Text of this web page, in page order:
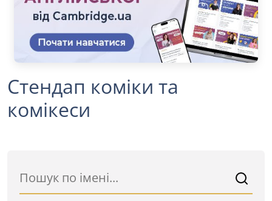
Стендап коміки та
комікеси